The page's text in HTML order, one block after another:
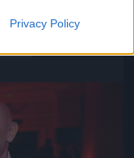
Privacy Policy